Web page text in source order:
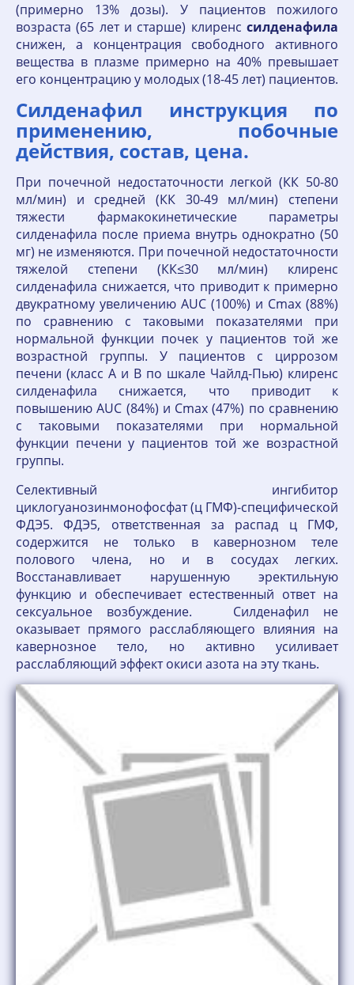
(примерно 13% дозы). У пациентов пожилого
возраста (65 лет и старше) клиренс силденафила
снижен, а концентрация свободного активного
вещества в плазме примерно на 40% превышает
его концентрацию у молодых (18-45 лет) пациентов.
Силденафил инструкция по
применению, побочные
действия, состав, цена.
При почечной недостаточности легкой (КК 50-80
мл/мин) и средней (КК 30-49 мл/мин) степени
тяжести фармакокинетические параметры
силденафила после приема внутрь однократно (50
мг) не изменяются. При почечной недостаточности
тяжелой степени (КК≤30 мл/мин) клиренс
силденафила снижается, что приводит к примерно
двукратному увеличению AUC (100%) и Cmax (88%)
по сравнению с таковыми показателями при
нормальной функции почек у пациентов той же
возрастной группы. У пациентов с циррозом
печени (класс А и В по шкале Чайлд-Пью) клиренс
силденафила снижается, что приводит к
повышению AUC (84%) и Cmax (47%) по сравнению
с таковыми показателями при нормальной
функции печени у пациентов той же возрастной
группы.
Селективный ингибитор
циклогуанозинмонофосфат (ц ГМФ)-специфической
ФДЭ5. ФДЭ5, ответственная за распад ц ГМФ,
содержится не только в кавернозном теле
полового члена, но и в сосудах легких.
Восстанавливает нарушенную эректильную
функцию и обеспечивает естественный ответ на
сексуальное возбуждение. Силденафил не
оказывает прямого расслабляющего влияния на
кавернозное тело, но активно усиливает
расслабляющий эффект окиси азота на эту ткань.